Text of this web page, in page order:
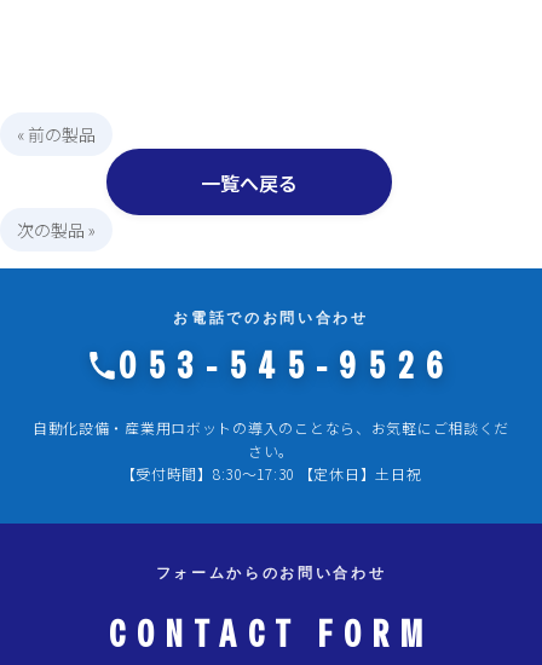
« 前の製品
一覧へ戻る
次の製品 »
お電話でのお問い合わせ
053-545-9526
自動化設備・産業用ロボットの導入のことなら、お気軽にご相談くだ
さい。
【受付時間】8:30～17:30 【定休日】土日祝
フォームからのお問い合わせ
CONTACT FORM